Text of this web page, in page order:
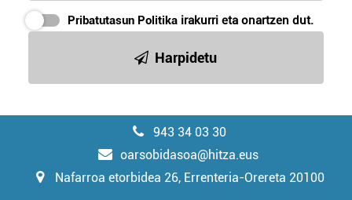
Pribatutasun Politika irakurri eta onartzen dut.
Harpidetu
943 34 03 30
oarsobidasoa@hitza.eus
Nafarroa etorbidea 26, Errenteria-Orereta 20100